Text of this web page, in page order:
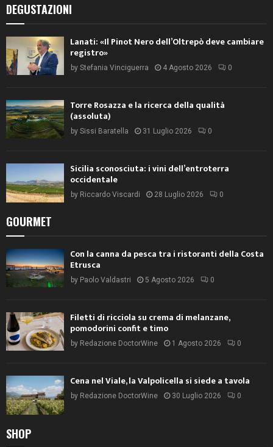
DEGUSTAZIONI
Lanati: «Il Pinot Nero dell’Oltrepò deve cambiare
registro»
by Stefania Vinciguerra 4 Agosto 2026 0
Torre Rosazza e la ricerca della qualità
(assoluta)
by Sissi Baratella 31 Luglio 2026 0
Sicilia sconosciuta: i vini dell’entroterra
occidentale
by Riccardo Viscardi 28 Luglio 2026 0
GOURMET
Con la canna da pesca tra i ristoranti della Costa
Etrusca
by Paolo Valdastri 5 Agosto 2026 0
Filetti di ricciola su crema di melanzane,
pomodorini confit e timo
by Redazione DoctorWine 1 Agosto 2026 0
Cena nel Viale, la Valpolicella si siede a tavola
by Redazione DoctorWine 30 Luglio 2026 0
SHOP